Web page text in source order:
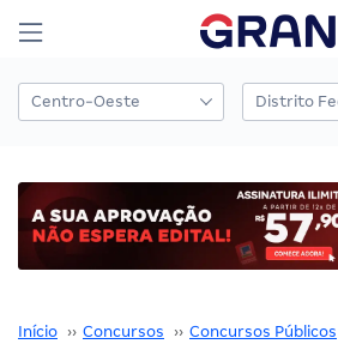
Início ›› Concursos ›› Concursos Públicos